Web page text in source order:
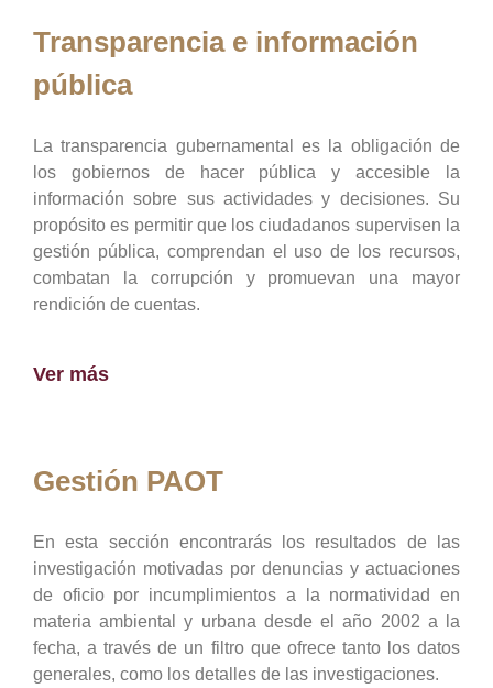
Transparencia e información
pública
La transparencia gubernamental es la obligación de
los gobiernos de hacer pública y accesible la
información sobre sus actividades y decisiones. Su
propósito es permitir que los ciudadanos supervisen la
gestión pública, comprendan el uso de los recursos,
combatan la corrupción y promuevan una mayor
rendición de cuentas.
Ver más
Gestión PAOT
En esta sección encontrarás los resultados de las
investigación motivadas por denuncias y actuaciones
de oficio por incumplimientos a la normatividad en
materia ambiental y urbana desde el año 2002 a la
fecha, a través de un filtro que ofrece tanto los datos
generales, como los detalles de las investigaciones.